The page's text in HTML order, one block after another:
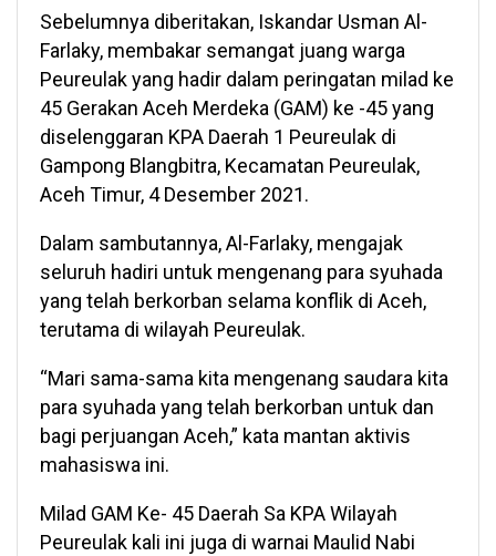
Sebelumnya diberitakan, Iskandar Usman Al-
Farlaky, membakar semangat juang warga
Peureulak yang hadir dalam peringatan milad ke
45 Gerakan Aceh Merdeka (GAM) ke -45 yang
diselenggaran KPA Daerah 1 Peureulak di
Gampong Blangbitra, Kecamatan Peureulak,
Aceh Timur, 4 Desember 2021.
Dalam sambutannya, Al-Farlaky, mengajak
seluruh hadiri untuk mengenang para syuhada
yang telah berkorban selama konflik di Aceh,
terutama di wilayah Peureulak.
“Mari sama-sama kita mengenang saudara kita
para syuhada yang telah berkorban untuk dan
bagi perjuangan Aceh,” kata mantan aktivis
mahasiswa ini.
Milad GAM Ke- 45 Daerah Sa KPA Wilayah
Peureulak kali ini juga di warnai Maulid Nabi